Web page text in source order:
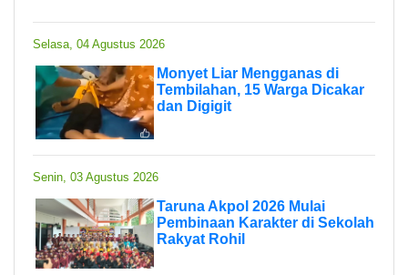
Selasa, 04 Agustus 2026
Monyet Liar Mengganas di
Tembilahan, 15 Warga Dicakar
dan Digigit
Senin, 03 Agustus 2026
Taruna Akpol 2026 Mulai
Pembinaan Karakter di Sekolah
Rakyat Rohil